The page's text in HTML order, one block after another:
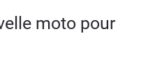
moto pour